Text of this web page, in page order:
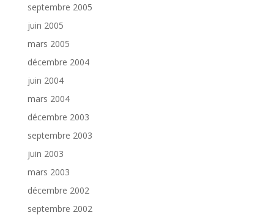
septembre 2005
juin 2005
mars 2005
décembre 2004
juin 2004
mars 2004
décembre 2003
septembre 2003
juin 2003
mars 2003
décembre 2002
septembre 2002